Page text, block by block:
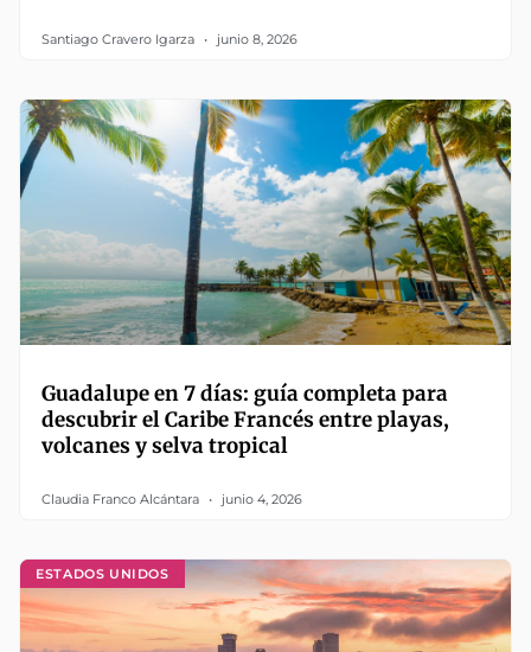
Santiago Cravero Igarza junio 8, 2026
Guadalupe en 7 días: guía completa para
descubrir el Caribe Francés entre playas,
volcanes y selva tropical
Claudia Franco Alcántara junio 4, 2026
ESTADOS UNIDOS